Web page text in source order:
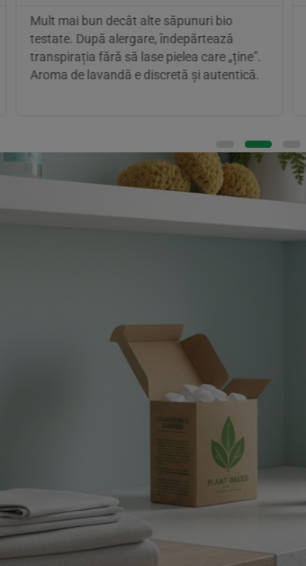
Mult mai bun decât alte săpunuri bio
testate. După alergare, îndepărtează
transpirația fără să lase pielea care „ține”.
Aroma de lavandă e discretă și autentică.